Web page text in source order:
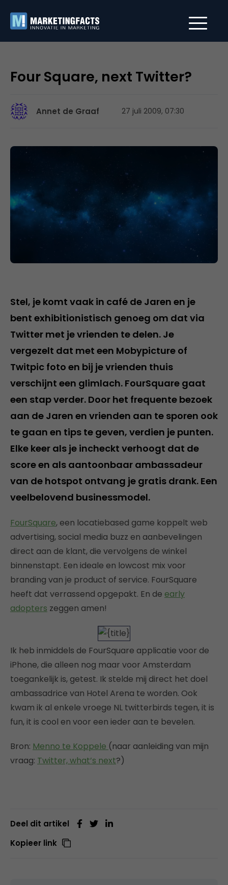
Four Square, next Twitter?
Annet de Graaf 27 juli 2009, 07:30
Stel, je komt vaak in café de Jaren en je
bent exhibitionistisch genoeg om dat via
Twitter met je vrienden te delen. Je
vergezelt dat met een Mobypicture of
Twitpic foto en bij je vrienden thuis
verschijnt een glimlach. FourSquare gaat
een stap verder. Door het frequente bezoek
aan de Jaren en vrienden aan te sporen ook
te gaan en tips te geven, verdien je punten.
Elke keer als je incheckt verhoogt dat de
score en als aantoonbaar ambassadeur
van de hotspot ontvang je gratis drank. Een
veelbelovend businessmodel.
FourSquare, een locatiebased game koppelt web
advertising, social media buzz en aanbevelingen
direct aan de klant, die vervolgens de winkel
binnenstapt. Een ideale en lowcost mix voor
branding van je product of service. FourSquare
heeft dat verrassend opgepakt. En de early
adopters zeggen amen!
Ik heb inmiddels de FourSquare applicatie voor de
iPhone, die alleen nog maar voor Amsterdam
toegankelijk is, getest. Ik stelde mij direct het doel
ambassadrice van Hotel Arena te worden. Ook
kwam ik al enkele vroege NL twitterbirds tegen, it is
fun, it is cool en voor een ieder aan te bevelen.
Bron: Menno te Koppele (naar aanleiding van mijn
vraag: Twitter, what’s next?)
Deel dit artikel
Kopieer link